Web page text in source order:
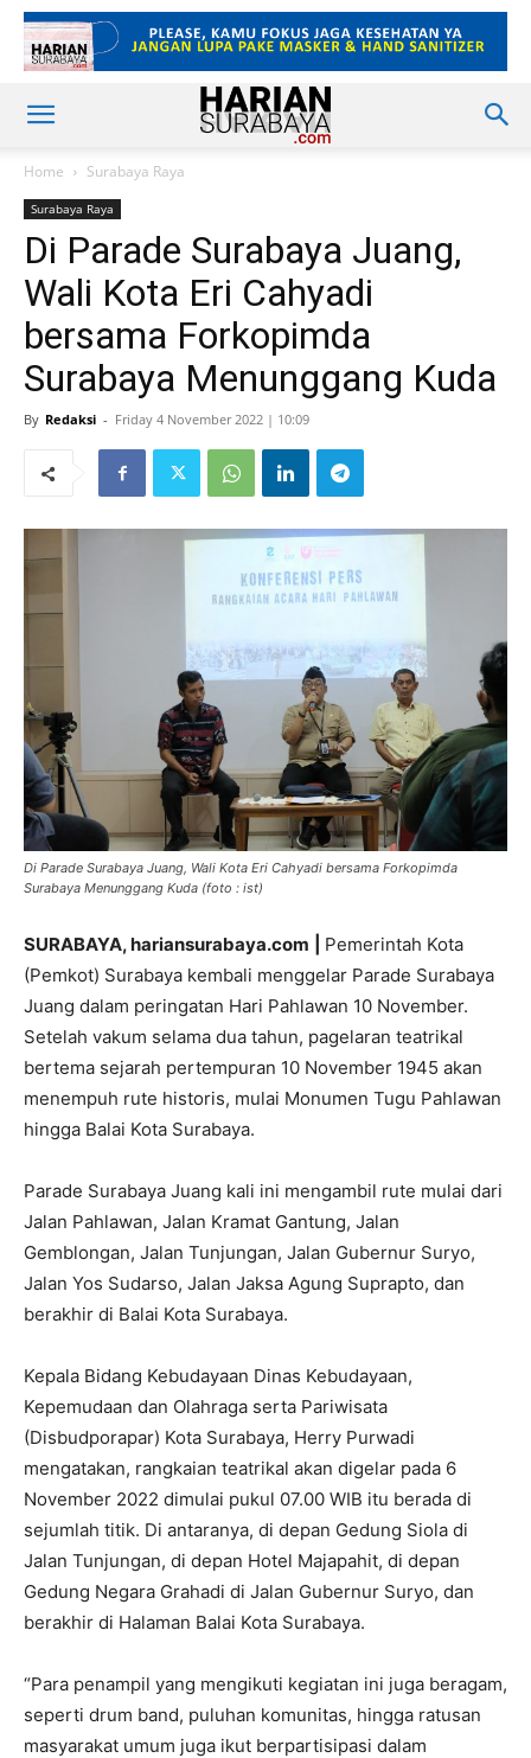
Home Surabaya Raya
Surabaya Raya
Di Parade Surabaya Juang,
Wali Kota Eri Cahyadi
bersama Forkopimda
Surabaya Menunggang Kuda
By Redaksi - Friday 4 November 2022 | 10:09
Di Parade Surabaya Juang, Wali Kota Eri Cahyadi bersama Forkopimda
Surabaya Menunggang Kuda (foto : ist)
SURABAYA, hariansurabaya.com
Pemerintah Kota
(Pemkot) Surabaya kembali menggelar Parade Surabaya
Juang dalam peringatan Hari Pahlawan 10 November.
Setelah vakum selama dua tahun, pagelaran teatrikal
bertema sejarah pertempuran 10 November 1945 akan
menempuh rute historis, mulai Monumen Tugu Pahlawan
hingga Balai Kota Surabaya.
Parade Surabaya Juang kali ini mengambil rute mulai dari
Jalan Pahlawan, Jalan Kramat Gantung, Jalan
Gemblongan, Jalan Tunjungan, Jalan Gubernur Suryo,
Jalan Yos Sudarso, Jalan Jaksa Agung Suprapto, dan
berakhir di Balai Kota Surabaya.
Kepala Bidang Kebudayaan Dinas Kebudayaan,
Kepemudaan dan Olahraga serta Pariwisata
(Disbudporapar) Kota Surabaya, Herry Purwadi
mengatakan, rangkaian teatrikal akan digelar pada 6
November 2022 dimulai pukul 07.00 WIB itu berada di
sejumlah titik. Di antaranya, di depan Gedung Siola di
Jalan Tunjungan, di depan Hotel Majapahit, di depan
Gedung Negara Grahadi di Jalan Gubernur Suryo, dan
berakhir di Halaman Balai Kota Surabaya.
“Para penampil yang mengikuti kegiatan ini juga beragam,
seperti drum band, puluhan komunitas, hingga ratusan
masyarakat umum juga ikut berpartisipasi dalam